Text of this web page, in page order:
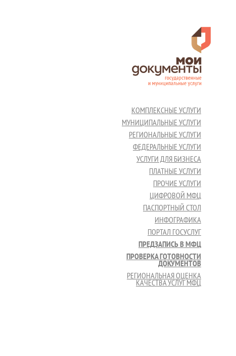
КОМПЛЕКСНЫЕ УСЛУГИ
МУНИЦИПАЛЬНЫЕ УСЛУГИ
РЕГИОНАЛЬНЫЕ УСЛУГИ
ФЕДЕРАЛЬНЫЕ УСЛУГИ
УСЛУГИ ДЛЯ БИЗНЕСА
ПЛАТНЫЕ УСЛУГИ
ПРОЧИЕ УСЛУГИ
ЦИФРОВОЙ МФЦ
ПАСПОРТНЫЙ СТОЛ
ИНФОГРАФИКА
ПОРТАЛ ГОСУСЛУГ
ПРЕДЗАПИСЬ В МФЦ
ПРОВЕРКА ГОТОВНОСТИ
ДОКУМЕНТОВ
РЕГИОНАЛЬНАЯ ОЦЕНКА
КАЧЕСТВА УСЛУГ МФЦ